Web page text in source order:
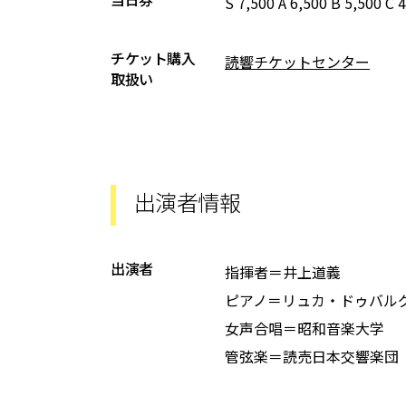
チケット購入
取扱い
読響チケットセンター
出演者情報
出演者
指揮者＝井上道義
ピアノ＝リュカ・ドゥバル
女声合唱＝昭和音楽大学
管弦楽＝読売日本交響楽団